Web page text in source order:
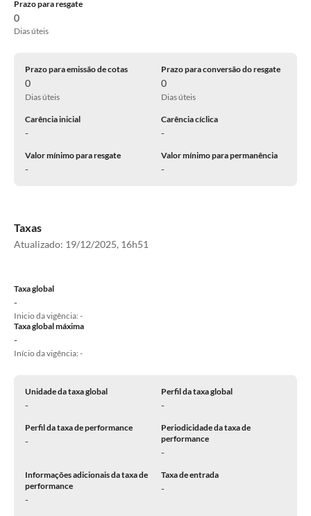
Prazo para resgate
0
Dias úteis
Prazo para emissão de cotas
0
Dias úteis
Prazo para conversão do resgate
0
Dias úteis
Carência inicial
-
Carência cíclica
-
Valor mínimo para resgate
-
Valor mínimo para permanência
-
Taxas
Atualizado: 19/12/2025, 16h51
Taxa global
-
Inicio da vigência: -
Taxa global máxima
-
Início da vigência: -
Unidade da taxa global
-
Perfil da taxa global
-
Perfil da taxa de performance
-
Periodicidade da taxa de
performance
-
Informações adicionais da taxa de
performance
-
Taxa de entrada
-